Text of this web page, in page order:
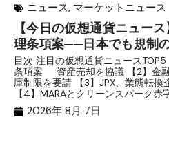
ニュース, マーケットニュース
【今日の仮想通貨ニュー
理条項案──日本でも規制
目次 注目の仮想通貨ニュース
条項案──資産売却を協議 【2】金
庫制限を要請 【3】JPX、業態転換
【4】MARAとクリーンスパーク赤
2026年 8月 7日